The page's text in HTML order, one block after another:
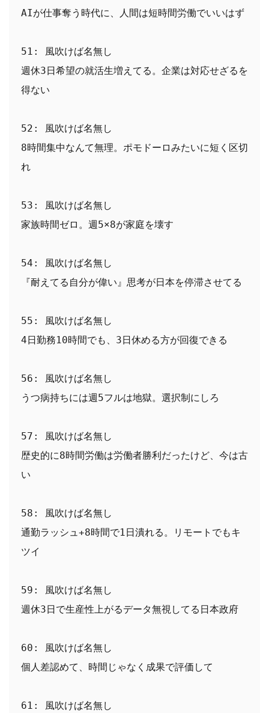
AIが仕事奪う時代に、人間は短時間労働でいいはず
51: 風吹けば名無し
週休3日希望の就活生増えてる。企業は対応せざるを
得ない
52: 風吹けば名無し
8時間集中なんて無理。ポモドーロみたいに短く区切
れ
53: 風吹けば名無し
家族時間ゼロ。週5×8が家庭を壊す
54: 風吹けば名無し
『耐えてる自分が偉い』思考が日本を停滞させてる
55: 風吹けば名無し
4日勤務10時間でも、3日休める方が回復できる
56: 風吹けば名無し
うつ病持ちには週5フルは地獄。選択制にしろ
57: 風吹けば名無し
歴史的に8時間労働は労働者勝利だったけど、今は古
い
58: 風吹けば名無し
通勤ラッシュ+8時間で1日潰れる。リモートでもキ
ツイ
59: 風吹けば名無し
週休3日で生産性上がるデータ無視してる日本政府
60: 風吹けば名無し
個人差認めて、時間じゃなく成果で評価して
61: 風吹けば名無し